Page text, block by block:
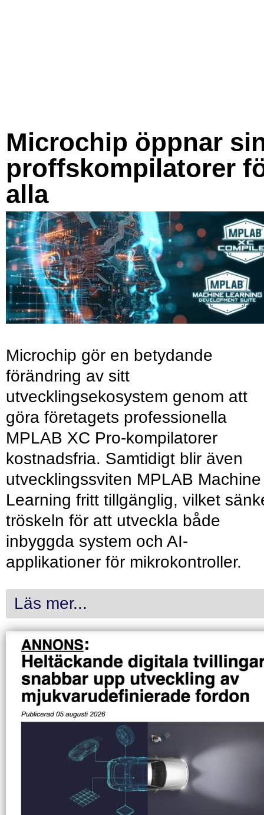
Microchip öppnar
proffskompilatorer
alla
Microchip gör en betydande
förändring av sitt
utvecklingsekosystem genom att
göra företagets professionella
MPLAB XC Pro-kompilatorer
kostnadsfria. Samtidigt blir även
utvecklingssviten MPLAB Machine
Learning fritt tillgänglig, vilket
tröskeln för att utveckla både
inbyggda system och AI-
applikationer för mikrokontroller.
Läs mer...